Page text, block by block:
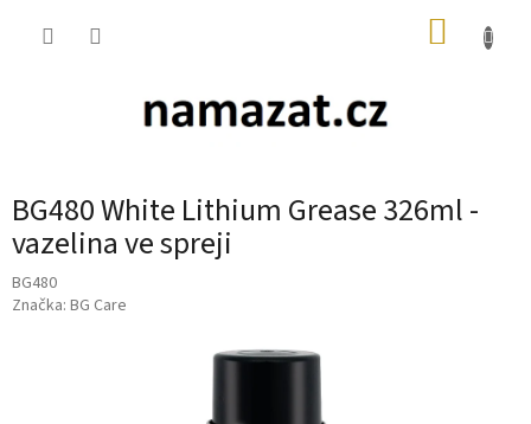
BG480 White Lithium Grease 326ml -
vazelina ve spreji
BG480
Značka: BG Care